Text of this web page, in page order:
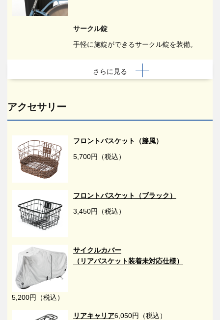
サークル錠
手軽に施錠ができるサークル錠を装備。
さらに見る
アクセサリー
フロントバスケット（籐風）
5,700円（税込）
フロントバスケット（ブラック）
3,450円（税込）
サイクルカバー
（リアバスケット装着未対応仕様）
5,200円（税込）
リアキャリア6,050円（税込）